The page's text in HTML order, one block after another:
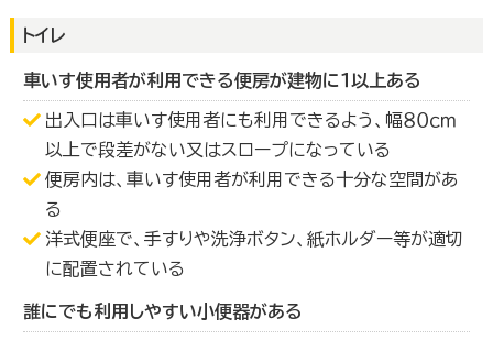
トイレ
車いす使用者が利用できる便房が建物に１以上ある
出入口は車いす使用者にも利用できるよう、幅８０ｃｍ
以上で段差がない又はスロープになっている
便房内は、車いす使用者が利用できる十分な空間があ
る
洋式便座で、手すりや洗浄ボタン、紙ホルダー等が適切
に配置されている
誰にでも利用しやすい小便器がある